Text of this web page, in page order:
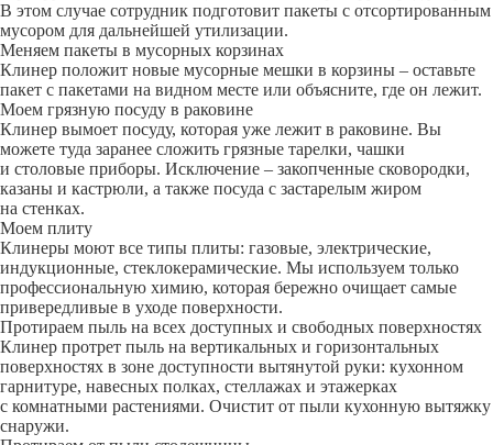
В этом случае сотрудник подготовит пакеты с отсортированным
мусором для дальнейшей утилизации.
Меняем пакеты в мусорных корзинах
Клинер положит новые мусорные мешки в корзины – оставьте
пакет с пакетами на видном месте или объясните, где он лежит.
Моем грязную посуду в раковине
Клинер вымоет посуду, которая уже лежит в раковине. Вы
можете туда заранее сложить грязные тарелки, чашки
и столовые приборы. Исключение – закопченные сковородки,
казаны и кастрюли, а также посуда с застарелым жиром
на стенках.
Моем плиту
Клинеры моют все типы плиты: газовые, электрические,
индукционные, стеклокерамические. Мы используем только
профессиональную химию, которая бережно очищает самые
привередливые в уходе поверхности.
Протираем пыль на всех доступных и свободных поверхностях
Клинер протрет пыль на вертикальных и горизонтальных
поверхностях в зоне доступности вытянутой руки: кухонном
гарнитуре, навесных полках, стеллажах и этажерках
с комнатными растениями. Очистит от пыли кухонную вытяжку
снаружи.